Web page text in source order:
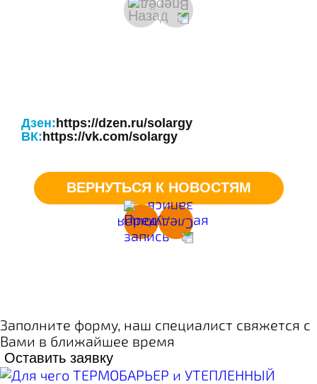
Дзен: https://dzen.ru/solargy
ВК: https://vk.com/solargy
ВЕРНУТЬСЯ К НОВОСТЯМ
Заполните форму, наш специалист свяжется с
Вами в ближайшее время
Оставить заявку